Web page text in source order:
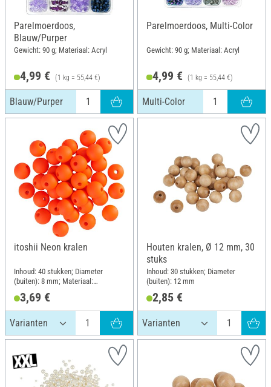
Parelmoerdoos,
Blauw/Purper
Gewicht: 90 g; Materiaal: Acryl
4,99 € (1 kg = 55,44 €)
Blauw/Purper
Parelmoerdoos, Multi-Color
Gewicht: 90 g; Materiaal: Acryl
4,99 € (1 kg = 55,44 €)
Multi-Color
itoshii Neon kralen
Inhoud: 40 stukken; Diameter
(buiten): 8 mm; Materiaal:
3,69 €
Houten kralen, Ø 12 mm, 30
stuks
Inhoud: 30 stukken; Diameter
(buiten): 12 mm
2,85 €